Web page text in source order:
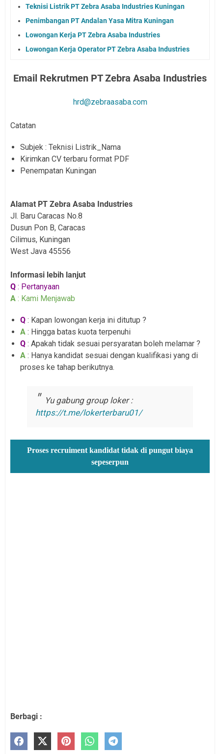
Teknisi Listrik PT Zebra Asaba Industries Kuningan
Penimbangan PT Andalan Yasa Mitra Kuningan
Lowongan Kerja PT Zebra Asaba Industries
Lowongan Kerja Operator PT Zebra Asaba Industries
Email Rekrutmen PT Zebra Asaba Industries
hrd@zebraasaba.com
Catatan
Subjek : Teknisi Listrik_Nama
Kirimkan CV terbaru format PDF
Penempatan Kuningan
Alamat PT Zebra Asaba Industries
Jl. Baru Caracas No.8
Dusun Pon B, Caracas
Cilimus, Kuningan
West Java 45556
Informasi lebih lanjut
Q : Pertanyaan
A : Kami Menjawab
Q : Kapan lowongan kerja ini ditutup ?
A : Hingga batas kuota terpenuhi
Q : Apakah tidak sesuai persyaratan boleh melamar ?
A : Hanya kandidat sesuai dengan kualifikasi yang di
proses ke tahap berikutnya.
Yu gabung group loker :
https://t.me/lokerterbaru01/
Proses recruiment kandidat tidak di pungut biaya
sepeserpun
Berbagi :